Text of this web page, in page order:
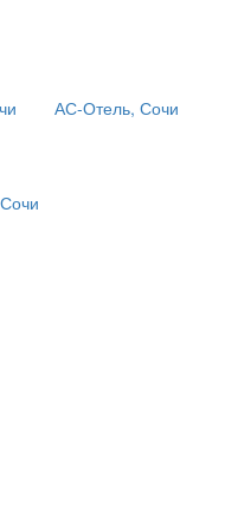
АС-Отель, Сочи